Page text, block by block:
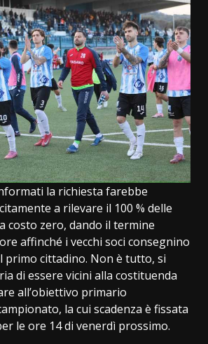
la richiesta farebbe
a rilevare il 100 % delle
costo zero, dando il termine
affinché i vecchi soci consegnino
primo cittadino. Non è tutto, si
di essere vicini alla costituenda
all’obiettivo primario
la cui scadenza è fissata
le ore 14 di venerdì prossimo.